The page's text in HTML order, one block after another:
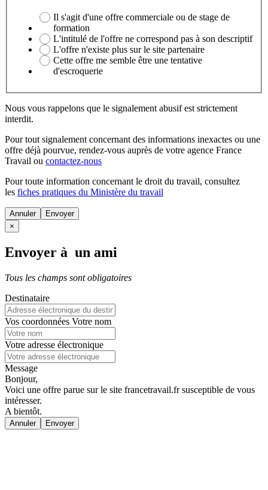
Il s'agit d'une offre commerciale ou de stage de
formation
L'intitulé de l'offre ne correspond pas à son descriptif
L'offre n'existe plus sur le site partenaire
Cette offre me semble être une tentative
d'escroquerie
Nous vous rappelons que le signalement abusif est strictement
interdit.
Pour tout signalement concernant des informations inexactes ou une
offre déjà pourvue, rendez-vous auprès de votre agence France
Travail ou contactez-nous
Pour toute information concernant le droit du travail, consultez
les fiches pratiques du Ministère du travail
Annuler
×
Envoyer à un ami
Tous les champs sont obligatoires
Destinataire
Vos coordonnées Votre nom
Votre adresse électronique
Message
Bonjour,
Voici une offre parue sur le site francetravail.fr susceptible de vous
intéresser.
A bientôt.
Annuler